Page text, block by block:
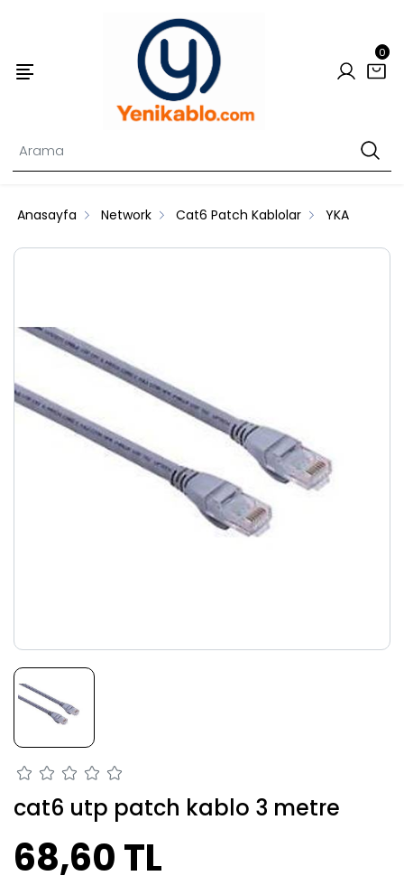
0
Anasayfa Network Cat6 Patch Kablolar YKA
cat6 utp patch kablo 3 metre
68,60 TL